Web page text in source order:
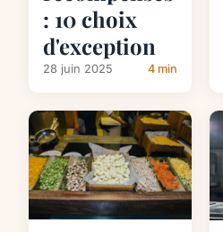
: 10 choix
d'exception
28 juin 2025 4 min